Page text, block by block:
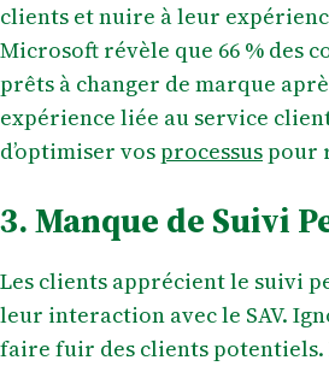
clients et nuire à leur
Microsoft révèle que 66 % des
prêts à changer de marque
expérience liée au service
d’optimiser vosprocessuspour
3. Manque de Suivi
Les clients apprécient le suivi
leur interaction avec le SAV.
faire fuir des clients potentiels.